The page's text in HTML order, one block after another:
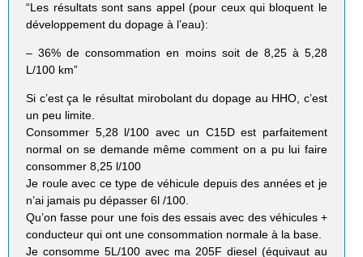
“Les résultats sont sans appel (pour ceux qui bloquent le
développement du dopage à l’eau):
– 36% de consommation en moins soit de 8,25 à 5,28
L/100 km”
Si c’est ça le résultat mirobolant du dopage au HHO, c’est
un peu limite.
Consommer 5,28 l/100 avec un C15D est parfaitement
normal on se demande même comment on a pu lui faire
consommer 8,25 l/100
Je roule avec ce type de véhicule depuis des années et je
n’ai jamais pu dépasser 6l /100.
Qu’on fasse pour une fois des essais avec des véhicules +
conducteur qui ont une consommation normale à la base.
Je consomme 5L/100 avec ma 205F diesel (équivaut au